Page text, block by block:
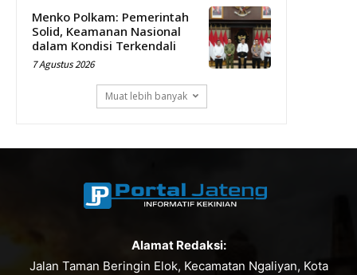
Menko Polkam: Pemerintah
Solid, Keamanan Nasional
dalam Kondisi Terkendali
7 Agustus 2026
Muat lebih banyak
Alamat Redaksi:
Jalan Taman Beringin Elok, Kecamatan Ngaliyan, Kota